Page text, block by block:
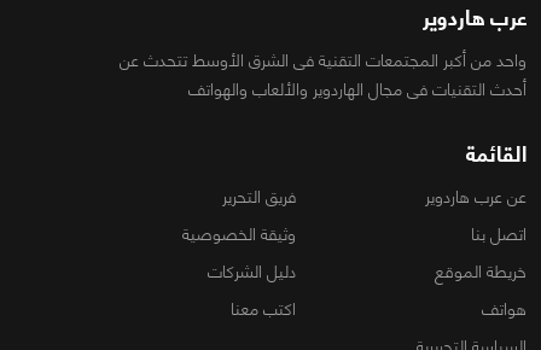
عرب هاردوير
واحد من أكبر المجتمعات التقنية فى الشرق الأوسط تتحدث عن
أحدث التقنيات فى مجال الهاردوير والألعاب والهواتف
القائمة
عن عرب هاردوير
فريق التحرير
اتصل بنا
وثيقة الخصوصية
خريطة الموقع
دليل الشركات
هواتف
اكتب معنا